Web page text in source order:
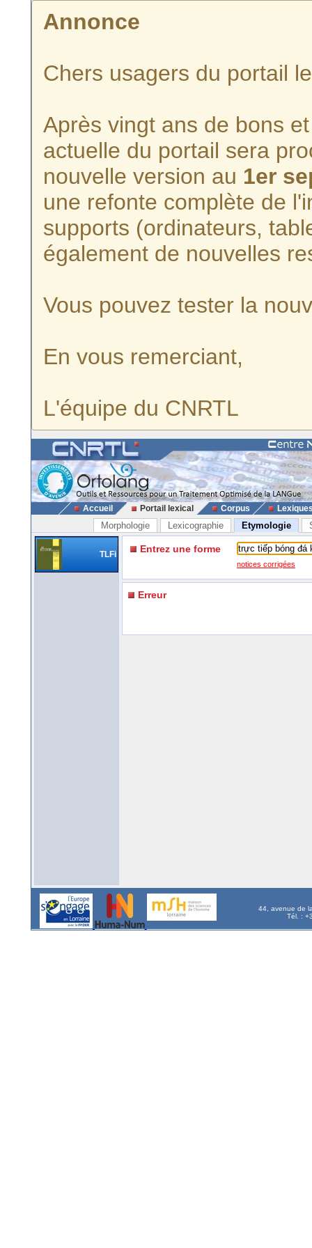
Annonce
Chers usagers du portail
Après vingt ans de bons
actuelle du portail sera
nouvelle version au 1er
une refonte complète de
supports (ordinateurs,
également de nouvelles
Vous pouvez tester la
En vous remerciant,
L'équipe du CNRTL
Accueil Portail lexical Corpus
Morphologie Lexicographie Etymologie
TLFi Entrez une forme
notices corrigées
Erreur
44, avenue de
Tél. :